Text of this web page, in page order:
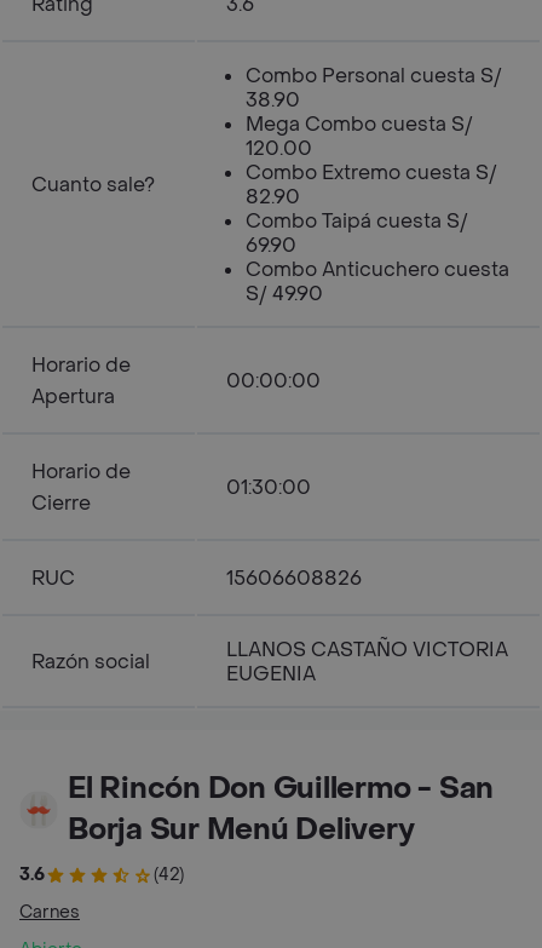
Cuanto sale?
Combo Personal cuesta S/
38.90
Mega Combo cuesta S/
120.00
Combo Extremo cuesta S/
82.90
Combo Taipá cuesta S/
69.90
Combo Anticuchero cuesta
S/ 49.90
Horario de
Apertura
00:00:00
Horario de
Cierre
01:30:00
RUC 15606608826
Razón social
LLANOS CASTAÑO VICTORIA
EUGENIA
El Rincón Don Guillermo - San
Borja Sur Menú Delivery
3.6
(42)
Carnes